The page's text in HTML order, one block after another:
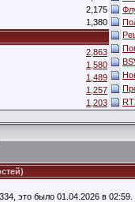
2,175
1,380
2,863
1,580
1,489
1,257
1,203
это было 01.04.2026 в 02:59.